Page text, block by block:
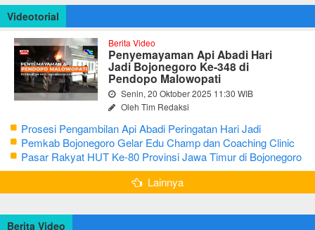
Videotorial
Berita Video
Penyemayaman Api Abadi Hari
Jadi Bojonegoro Ke-348 di
Pendopo Malowopati
Senin, 20 Oktober 2025 11:30 WIB
Oleh Tim Redaksi
Prosesi Pengambilan Api Abadi Peringatan Hari Jadi
Bojonegoro Ke-348
Pemkab Bojonegoro Gelar Edu Champ dan Coaching Clinic
Seni Reog dan Jaranan
Pasar Rakyat HUT Ke-80 Provinsi Jawa Timur di Bojonegoro
Lainnya
Berita Video